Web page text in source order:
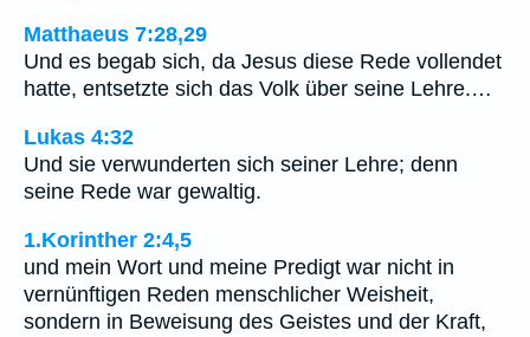
Matthaeus 7:28,29
Und es begab sich, da Jesus diese Rede vollendet
hatte, entsetzte sich das Volk über seine Lehre.…
Lukas 4:32
Und sie verwunderten sich seiner Lehre; denn
seine Rede war gewaltig.
1.Korinther 2:4,5
und mein Wort und meine Predigt war nicht in
vernünftigen Reden menschlicher Weisheit,
sondern in Beweisung des Geistes und der Kraft,